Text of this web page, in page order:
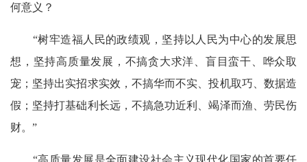
何意义？
“树牢造福人民的政绩观，坚持以人民为中心的发展思
想，坚持高质量发展，不搞贪大求洋、盲目蛮干、哗众取
宠；坚持出实招求实效，不搞华而不实、投机取巧、数据造
假；坚持打基础利长远，不搞急功近利、竭泽而渔、劳民伤
财。”
“高质量发展是全面建设社会主义现代化国家的首要任